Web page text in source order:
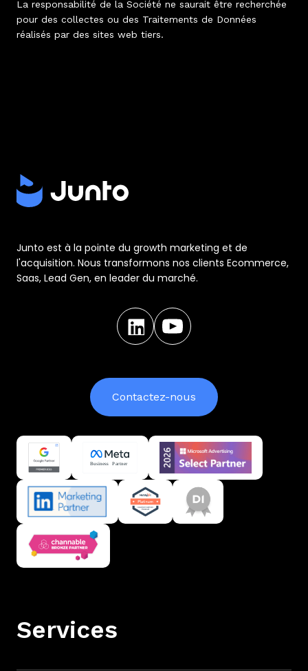
La responsabilité de la Société ne saurait être recherchée
pour des collectes ou des Traitements de Données
réalisés par des sites web tiers.
Junto est à la pointe du growth marketing et de
l'acquisition. Nous transformons nos clients Ecommerce,
Saas, Lead Gen, en leader du marché.
Contactez-nous
Services